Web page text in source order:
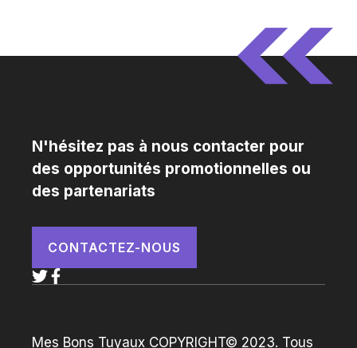
N'hésitez pas à nous contacter pour
des opportunités promotionnelles ou
des partenariats
CONTACTEZ-NOUS
Mes Bons Tuyaux COPYRIGHT© 2023. Tous